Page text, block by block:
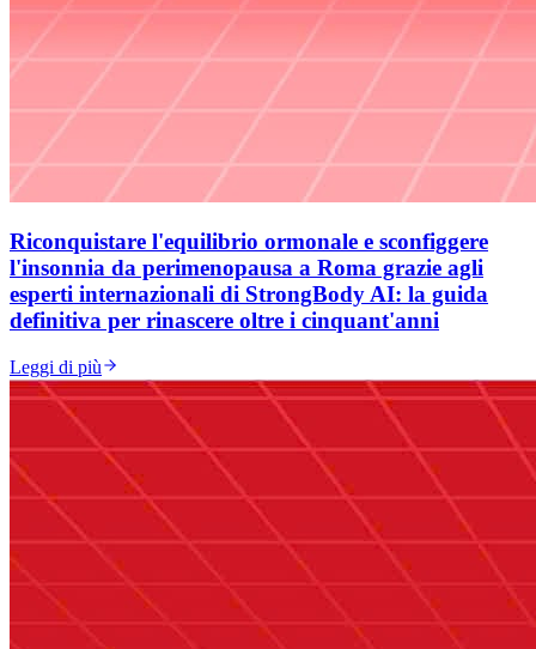
Riconquistare l'equilibrio ormonale e sconfiggere
l'insonnia da perimenopausa a Roma grazie agli
esperti internazionali di StrongBody AI: la guida
definitiva per rinascere oltre i cinquant'anni
Leggi di più